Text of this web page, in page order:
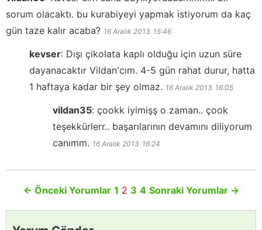
sorum olacaktı. bu kurabiyeyi yapmak istiyorum da kaç
gün taze kalır acaba? 16 Aralık 2013 15:46
kevser: Dışı çikolata kaplı olduğu için uzun süre
dayanacaktır Vildan'cım. 4-5 gün rahat durur, hatta
1 haftaya kadar bir şey olmaz. 16 Aralık 2013 16:05
vildan35: çookk iyimişş o zaman.. çook
teşekkürlerr.. başarılarının devamını diliyorum
canımm. 16 Aralık 2013 16:24
← Önceki Yorumlar 1 2 3 4 Sonraki Yorumlar →